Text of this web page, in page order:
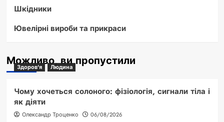
Шкідники
Ювелірні вироби та прикраси
Можливо, ви пропустили
Здоров'я Людина
Чому хочеться солоного: фізіологія, сигнали тіла і
як діяти
Олександр Троценко
06/08/2026